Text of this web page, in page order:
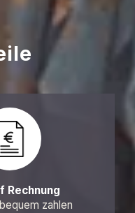
Rechnung
zahlen